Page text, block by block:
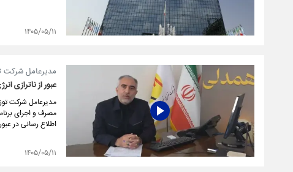
۱۴۰۵/۰۵/۱۱
مدیرعامل شرکت
عبور از ناترازی
مدیرعامل شرکت
مصرف و اجرای
اطلاع رسانی در
۱۴۰۵/۰۵/۱۱